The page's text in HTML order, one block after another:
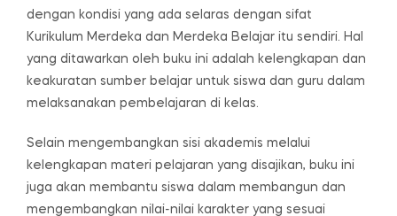
dengan kondisi yang ada selaras dengan sifat
Kurikulum Merdeka dan Merdeka Belajar itu sendiri. Hal
yang ditawarkan oleh buku ini adalah kelengkapan dan
keakuratan sumber belajar untuk siswa dan guru dalam
melaksanakan pembelajaran di kelas.
Selain mengembangkan sisi akademis melalui
kelengkapan materi pelajaran yang disajikan, buku ini
juga akan membantu siswa dalam membangun dan
mengembangkan nilai-nilai karakter yang sesuai